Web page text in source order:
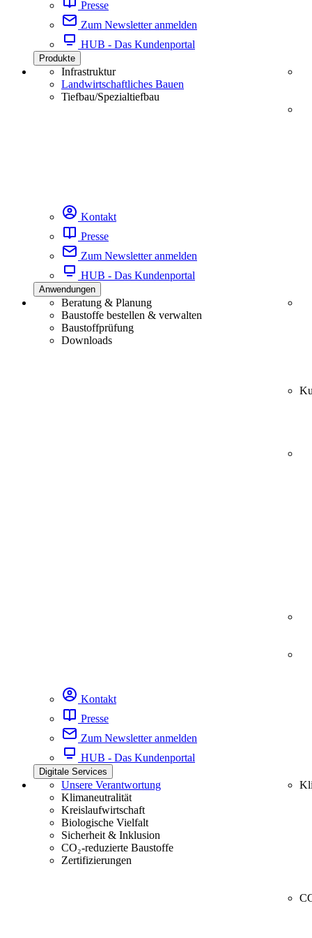
Presse
Zum Newsletter anmelden
HUB - Das Kundenportal
Produkte
Infrastruktur
Landwirtschaftliches Bauen
Tiefbau/Spezialtiefbau
Kontakt
Presse
Zum Newsletter anmelden
HUB - Das Kundenportal
Anwendungen
Beratung & Planung
Baustoffe bestellen & verwalten
Baustoffprüfung
Downloads
Kontakt
Presse
Zum Newsletter anmelden
HUB - Das Kundenportal
Digitale Services
Unsere Verantwortung
Klimaneutralität
Kreislaufwirtschaft
Biologische Vielfalt
Sicherheit & Inklusion
CO₂-reduzierte Baustoffe
Zertifizierungen